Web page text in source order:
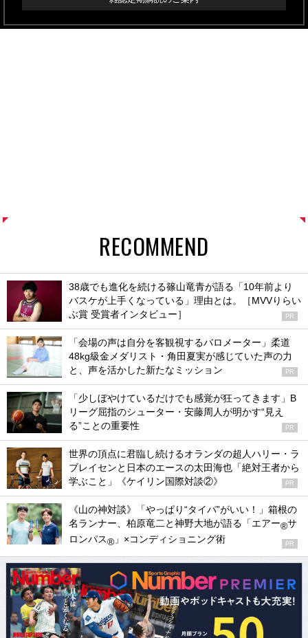
RECOMMEND
38歳でも進化を続ける篠山竜青が語る「10年前より
バスケが上手くなっている」理由とは。［MVVりらい
ぶ賞 受賞者インタビュー］
PR
「会場の声は自分を客観視するバロメーター」柔道
48kg級金メダリスト・角田夏実が感じていた声の力
と、声を活かした新たなミッション
PR
「少しぼやけているだけでも感覚が狂ってきます」B
リーグ屈指のシューター・安藤周人が明かす“見え
る”ことの重要性
PR
世界の頂点に君臨し続けるオランダの超人ハリー・ラ
ブレイセンと日本のエースの太田海也「絶対王者から
学ぶこと」《ケイリン国際対談②》
PR
《山の神対談》「やっぱり“タイパ”がいい！」箱根の
名ランナー、柏原竜二と神野大地が語る「エアー®サ
ロンパス® 」×コンディショニング術 PR